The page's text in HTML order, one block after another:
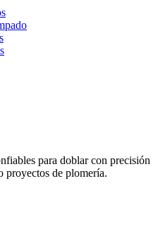
para doblar con precisión
proyectos de plomería.